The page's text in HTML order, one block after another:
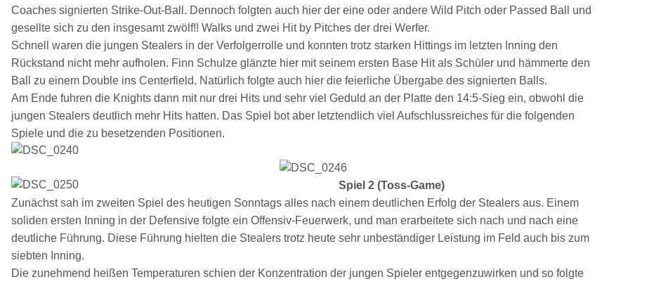
Coaches signierten Strike-Out-Ball. Dennoch folgten auch hier der eine oder andere Wild Pitch oder Passed Ball und
gesellte sich zu den insgesamt zwölf!! Walks und zwei Hit by Pitches der drei Werfer.
Schnell waren die jungen Stealers in der Verfolgerrolle und konnten trotz starken Hittings im letzten Inning den
Rückstand nicht mehr aufholen. Finn Schulze glänzte hier mit seinem ersten Base Hit als Schüler und hämmerte den
Ball zu einem Double ins Centerfield. Natürlich folgte auch hier die feierliche Übergabe des signierten Balls.
Am Ende fuhren die Knights dann mit nur drei Hits und sehr viel Geduld an der Platte den 14:5-Sieg ein, obwohl die
jungen Stealers deutlich mehr Hits hatten. Das Spiel bot aber letztendlich viel Aufschlussreiches für die folgenden
Spiele und die zu besetzenden Positionen.
Spiel 2 (Toss-Game)
Zunächst sah im zweiten Spiel des heutigen Sonntags alles nach einem deutlichen Erfolg der Stealers aus. Einem
soliden ersten Inning in der Defensive folgte ein Offensiv-Feuerwerk, und man erarbeitete sich nach und nach eine
deutliche Führung. Diese Führung hielten die Stealers trotz heute sehr unbeständiger Leistung im Feld auch bis zum
siebten Inning.
Die zunehmend heißen Temperaturen schien der Konzentration der jungen Spieler entgegenzuwirken und so folgte